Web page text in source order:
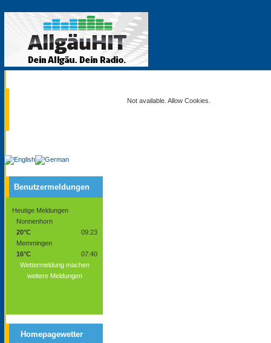
Benutzermeldungen
Heutige Meldungen
Nonnenhorn
20°C
09:23
Memmingen
16°C
07:40
Wettermeldung machen
weitere Meldungen
Homepagewetter
Not available. Allow Cookies.